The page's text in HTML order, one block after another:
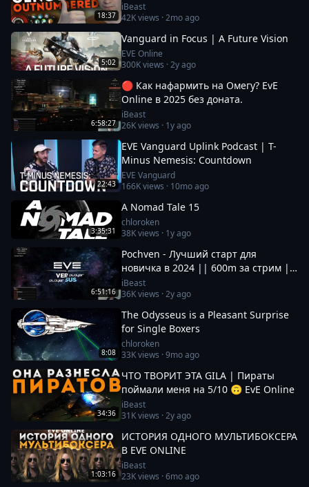
18:37
iBeast
42Kviews ·2mo ago
5:02
Vanguard in Focus | A Future Vision
EVE Online
300Kviews ·2y ago
6:58:27
🔴 Как нафармить на Омегу? EvE
Online в 2025 без доната.
iBeast
26Kviews · 1y ago
22:43
EVE Vanguard Uplink Podcast | T-
Minus Nemesis: Countdown
EVE Vanguard
166Kviews · 10mo ago
3:35:31
A Nomad Tale 15
chloroken
38Kviews · 1y ago
6:51:16
Pochven - Лучший старт для
новичка в 2024 || 600m за стрим ||
Фармим на нубшипе в EvE Online
iBeast
36Kviews ·2y ago
8:08
The Odysseus is a Pleasant Surprise
for Single Boxers
chloroken
33Kviews ·9mo ago
34:36
ЧТО ТВОРИТ ЭТА GILA | Пираты
поймали меня на 5/10 🙃 EvE Online
iBeast
31Kviews ·2y ago
1:03:16
ИСТОРИЯ ОДНОГО МУЛЬТИБОКСЕРА
В EVE ONLINE
iBeast
23Kviews ·6mo ago